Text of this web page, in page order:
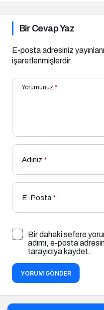
Bir Cevap Yaz
E-posta adresiniz
işaretlenmişlerdir
Yorumunuz *
Adınız *
E-Posta*
Bir dahaki sefere
adımı, e-posta
tarayıcıya kaydet.
YORUM GÖNDER